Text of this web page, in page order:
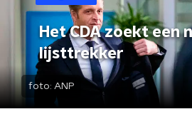
Het CDA zoekt een
lijsttrekker
foto: ANP